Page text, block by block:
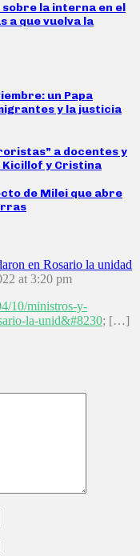
sobre la interna en el
a que vuelva la
un Papa
y la justicia
a docentes y
y Cristina
de Milei que abre
en Rosario la unidad
at 3:20 pm
10/ministros-y-
la-unid&#8230; […]